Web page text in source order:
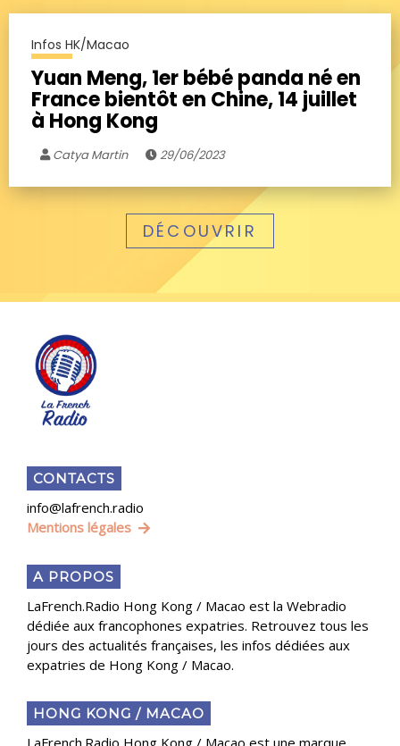
Infos HK/Macao
Yuan Meng, 1er bébé panda né en
France bientôt en Chine, 14 juillet
à Hong Kong
Catya Martin 29/06/2023
DÉCOUVRIR
CONTACTS
info@lafrench.radio
Mentions légales
A PROPOS
LaFrench.Radio Hong Kong / Macao est la Webradio
dédiée aux francophones expatries. Retrouvez tous les
jours des actualités françaises, les infos dédiées aux
expatries de Hong Kong / Macao.
HONG KONG / MACAO
LaFrench.Radio Hong Kong / Macao est une marque